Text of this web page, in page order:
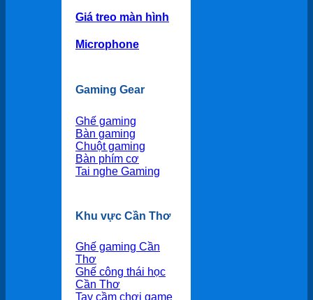
Giá treo màn hình
Microphone
Gaming Gear
Ghế gaming
Bàn gaming
Chuột gaming
Bàn phím cơ
Tai nghe Gaming
Khu vực Cần Thơ
Ghế gaming Cần
Thơ
Ghế công thái học
Cần Thơ
Tay cầm chơi game